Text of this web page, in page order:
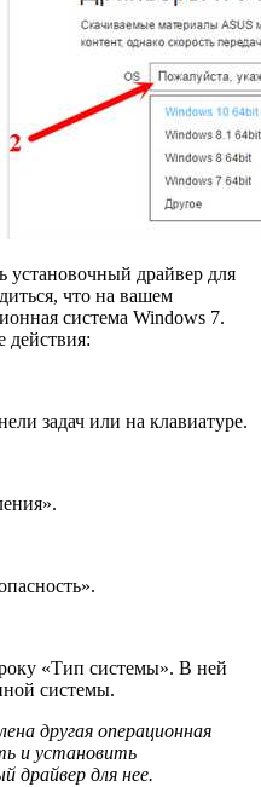
установочный драйвер для
что на вашем
система Windows 7.
действия:
задач или на клавиатуре.
«Тип системы». В ней
системы.
другая операционная
и установить
драйвер для нее.